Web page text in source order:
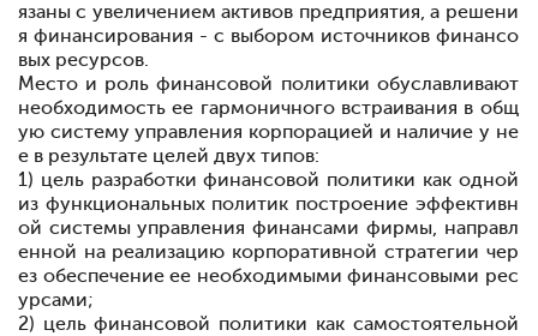
язаны с увеличением активов предприятия, а решени
я финансирования - с выбором источников финансо
вых ресурсов.
Место и роль финансовой политики обуславливают
необходимость ее гармоничного встраивания в общ
ую систему управления корпорацией и наличие у не
е в результате целей двух типов:
1) цель разработки финансовой политики как одной
из функциональных политик построение эффективн
ой системы управления финансами фирмы, направл
енной на реализацию корпоративной стратегии чер
ез обеспечение ее необходимыми финансовыми рес
урсами;
2) цель финансовой политики как самостоятельной